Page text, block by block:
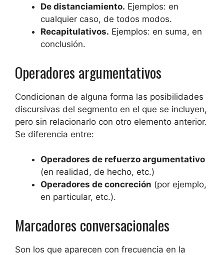
De distanciamiento. Ejemplos: en
cualquier caso, de todos modos.
Recapitulativos. Ejemplos: en suma, en
conclusión.
Operadores argumentativos
Condicionan de alguna forma las posibilidades
discursivas del segmento en el que se incluyen,
pero sin relacionarlo con otro elemento anterior.
Se diferencia entre:
Operadores de refuerzo argumentativo
(en realidad, de hecho, etc.)
Operadores de concreción (por ejemplo,
en particular, etc.).
Marcadores conversacionales
Son los que aparecen con frecuencia en la